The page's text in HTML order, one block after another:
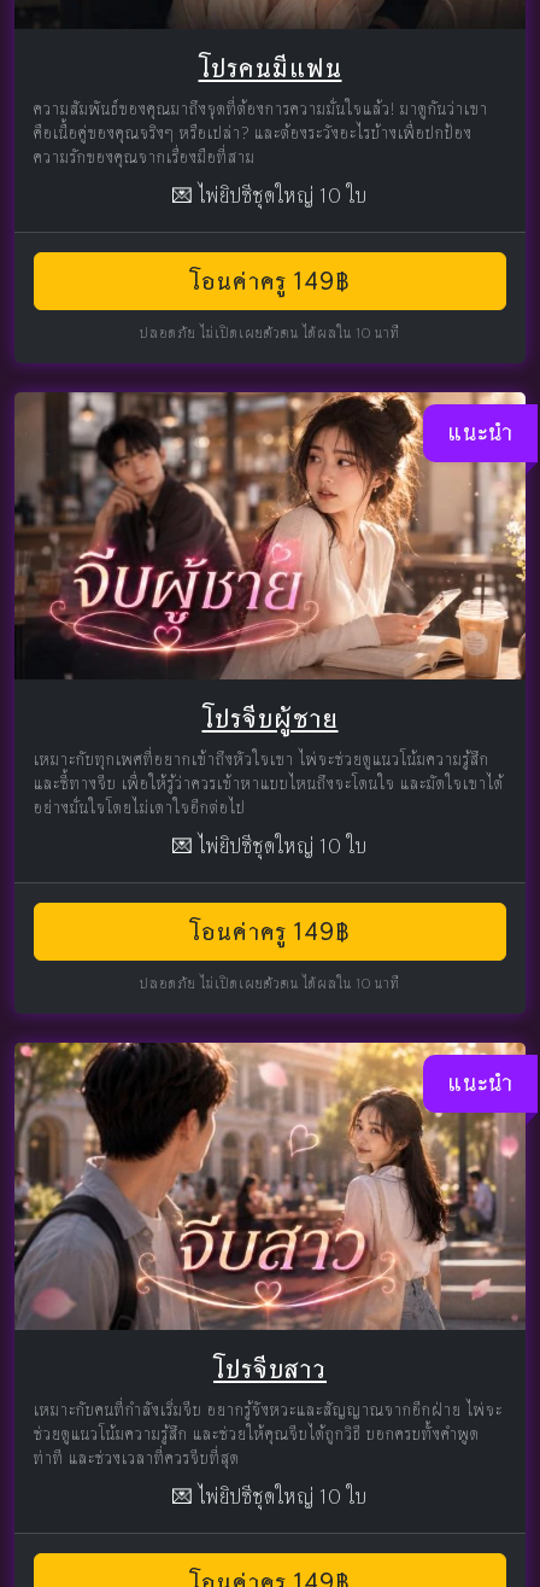
โปรคนมีแฟน
ความสัมพันธ์ของคุณมาถึงจุดที่ต้องการความมั่นใจแล้ว! มาดูกันว่าเขา
คือเนื้อคู่ของคุณจริงๆ หรือเปล่า? และต้องระวังอะไรบ้างเพื่อปกป้อง
ความรักของคุณจากเรื่องมือที่สาม
💌 ไพ่ยิปซีชุดใหญ่ 10 ใบ
โอนค่าครู 149฿
ปลอดภัย ไม่เปิดเผยตัวตน ได้ผลใน 10 นาที
แนะนำ
โปรจีบผู้ชาย
เหมาะกับทุกเพศที่อยากเข้าถึงหัวใจเขา ไพ่จะช่วยดูแนวโน้มความรู้สึก
และชี้ทางจีบ เพื่อให้รู้ว่าควรเข้าหาแบบไหนถึงจะโดนใจ และมัดใจเขาได้
อย่างมั่นใจโดยไม่เดาใจอีกต่อไป
💌 ไพ่ยิปซีชุดใหญ่ 10 ใบ
โอนค่าครู 149฿
ปลอดภัย ไม่เปิดเผยตัวตน ได้ผลใน 10 นาที
แนะนำ
โปรจีบสาว
เหมาะกับคนที่กำลังเริ่มจีบ อยากรู้จังหวะและสัญญาณจากอีกฝ่าย ไพ่จะ
ช่วยดูแนวโน้มความรู้สึก และช่วยให้คุณจีบได้ถูกวิธี บอกครบทั้งคำพูด
ท่าที และช่วงเวลาที่ควรจีบที่สุด
💌 ไพ่ยิปซีชุดใหญ่ 10 ใบ